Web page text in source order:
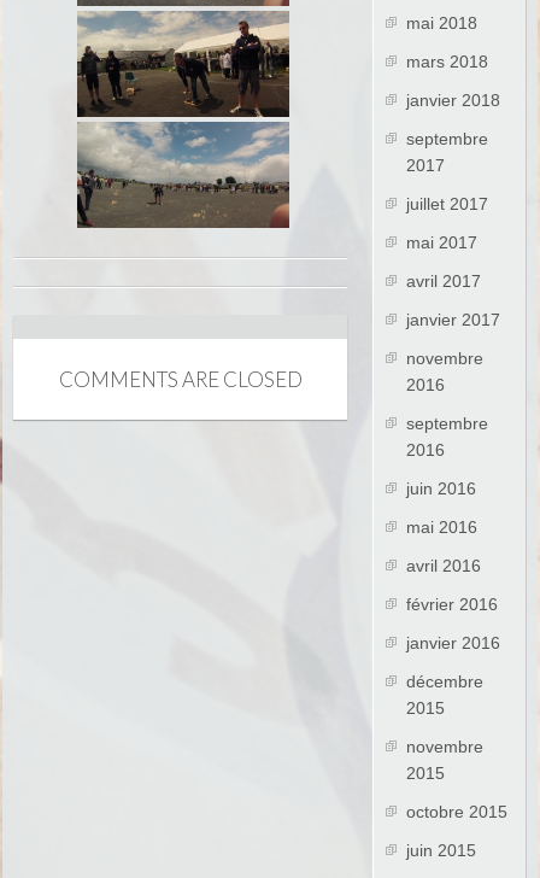
COMMENTS ARE CLOSED
mai 2018
mars 2018
janvier 2018
septembre
2017
juillet 2017
mai 2017
avril 2017
janvier 2017
novembre
2016
septembre
2016
juin 2016
mai 2016
avril 2016
février 2016
janvier 2016
décembre
2015
novembre
2015
octobre 2015
juin 2015